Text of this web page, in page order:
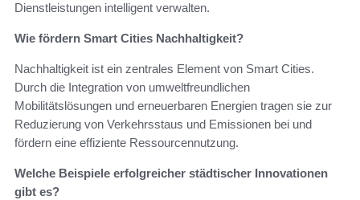
Dienstleistungen intelligent verwalten.
Wie fördern Smart Cities Nachhaltigkeit?
Nachhaltigkeit ist ein zentrales Element von Smart Cities.
Durch die Integration von umweltfreundlichen
Mobilitätslösungen und erneuerbaren Energien tragen sie zur
Reduzierung von Verkehrsstaus und Emissionen bei und
fördern eine effiziente Ressourcennutzung.
Welche Beispiele erfolgreicher städtischer Innovationen
gibt es?